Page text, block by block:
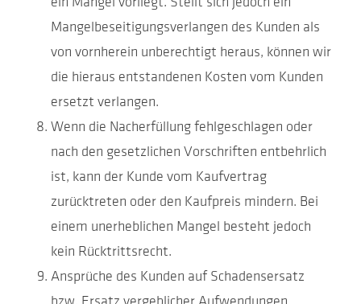
Mangelbeseitigungsverlangen des Kunden als
von vornherein unberechtigt heraus, können wir
die hieraus entstandenen Kosten vom Kunden
ersetzt verlangen.
Wenn die Nacherfüllung fehlgeschlagen oder
nach den gesetzlichen Vorschriften entbehrlich
ist, kann der Kunde vom Kaufvertrag
zurücktreten oder den Kaufpreis mindern. Bei
einem unerheblichen Mangel besteht jedoch
kein Rücktrittsrecht.
Ansprüche des Kunden auf Schadensersatz